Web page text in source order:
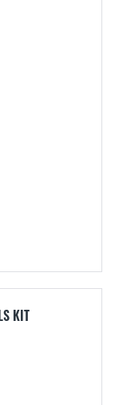
KIT